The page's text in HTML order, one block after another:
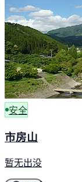
安全
市房山
暂无出没